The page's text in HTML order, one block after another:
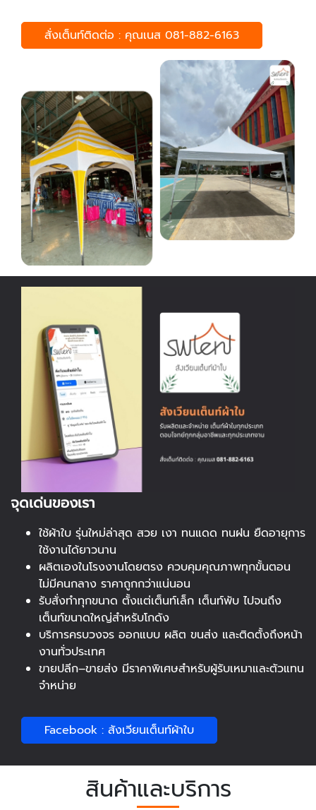
สั่งเต็นท์ติดต่อ : คุณเนส 081-882-6163
จุดเด่นของเรา
ใช้ผ้าใบ รุ่นใหม่ล่าสุด สวย เงา ทนแดด ทนฝน ยืดอายุการ
ใช้งานได้ยาวนาน
ผลิตเองในโรงงานโดยตรง ควบคุมคุณภาพทุกขั้นตอน
ไม่มีคนกลาง ราคาถูกกว่าแน่นอน
รับสั่งทำทุกขนาด ตั้งแต่เต็นท์เล็ก เต็นท์พับ ไปจนถึง
เต็นท์ขนาดใหญ่สำหรับโกดัง
บริการครบวงจร ออกแบบ ผลิต ขนส่ง และติดตั้งถึงหน้า
งานทั่วประเทศ
ขายปลีก–ขายส่ง มีราคาพิเศษสำหรับผู้รับเหมาและตัวแทน
จำหน่าย
Facebook : สังเวียนเต็นท์ผ้าใบ
สินค้าและบริการ